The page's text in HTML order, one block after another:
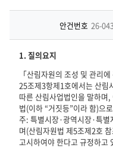
안건번호 26-
1. 질의요지
「산림자원의 조성 및 관리
25조제3항제1호에서는 산림
따른 산림사업법인을 말하며
법(이하 “거짓등”이라 함)으
주: 특별시장·광역시장·특
며(산림자원법 제5조제2호
고시하여야 한다고 규정하고